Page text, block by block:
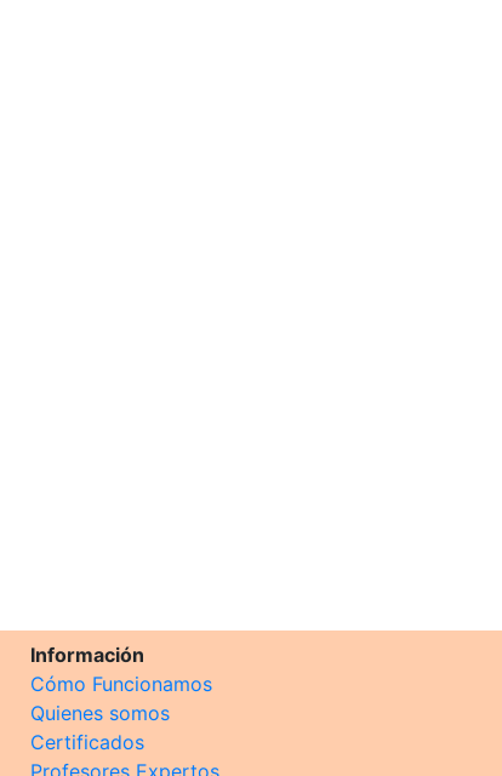
Información
Cómo Funcionamos
Quienes somos
Certificados
Profesores Expertos